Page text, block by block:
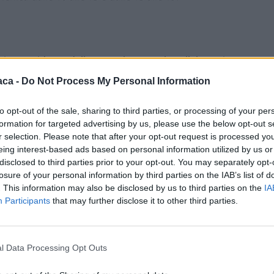
- Do Not Process My Personal Information
opt-out of the sale, sharing to third parties, or processing of your
for targeted advertising by us, please use the below opt-out
selection. Please note that after your opt-out request is processed
interest-based ads based on personal information utilized by us
to third parties prior to your opt-out. You may separately
of your personal information by third parties on the IAB’s list of
This information may also be disclosed by us to third parties on the
Participants that may further disclose it to other third parties.
Data Processing Opt Outs
della Consulta – con la collaborazione
che la città di Casale Monferrato rende a questa
dai ritratti di anziani datati 1959 fino alla ultima
ancora oggi, infatti– commenta Garione –, si dedica
provocatori e di alto livello». «Nella sua ultima
una recente critica Piergiorgio Panelli, Presidente della
cerca in qualche modo uno spiraglio di luce trovandola nella
compaiono e scompaiono personaggi, fantasmi,
donna ed un’artista che, nonostante le vicissitudini di salute
creativa che relega i suoi 87 anni in un vortice senza
dall’amore per l’arte. Forse non tutti conoscono però la
così non convenzionale
anche ufficialmente le celebrazioni legate all’8 Marzo, la